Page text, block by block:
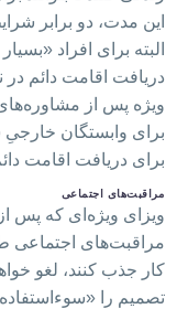
این مدت، دو برابر
البته برای افراد
دریافت اقامت دائم
ویژه پس از
برای وابستگان خارجیِ
برای دریافت اقامت دائم، همان ۵ سال
مراقبت‌های اجتماعی
ویزای ویژه‌ای که پس
مراقبت‌های اجتماعی
کار جذب کنند، لغو
تصمیم را